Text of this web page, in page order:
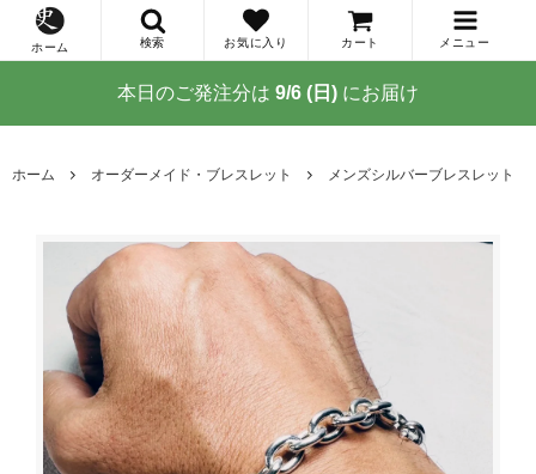
ホーム 検索 お気に入り カート メニュー
本日のご発注分は 9/6 (日) にお届け
ホーム オーダーメイド・ブレスレット メンズシルバーブレスレット